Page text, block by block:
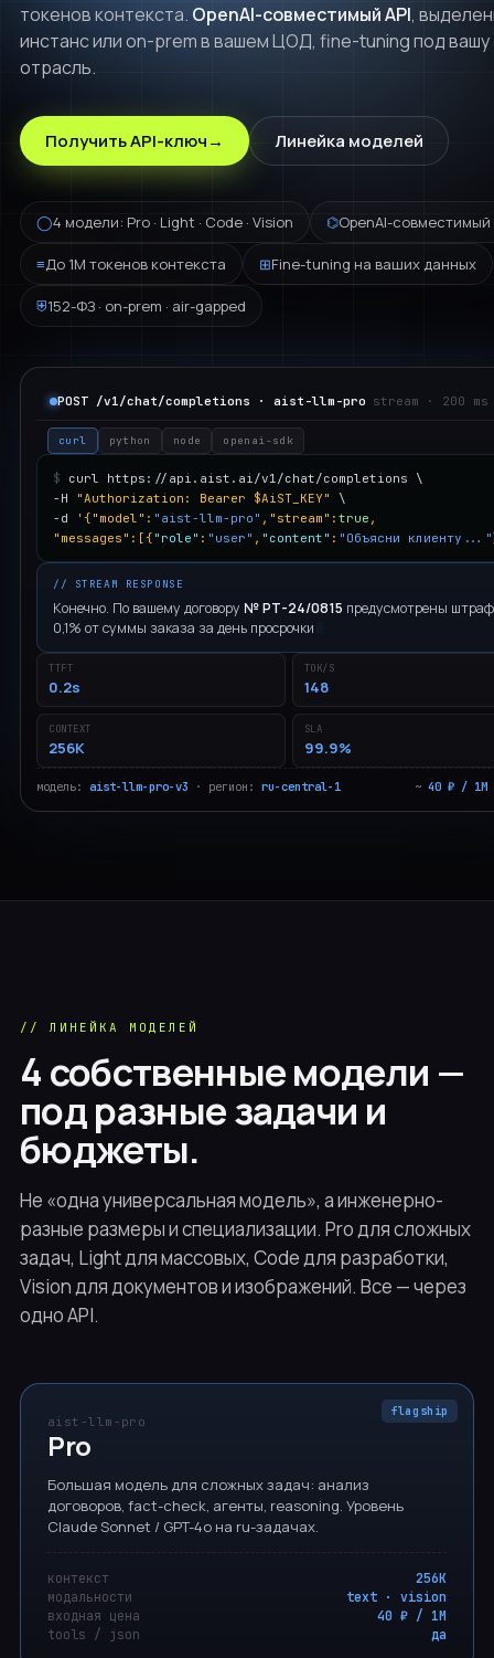
AiST White Label
Брендированная ИИ-платформа
Медицина
Ритейл
Банкинг
СМИ
Образование
Строительство
Телеком
Нефтегаз
Госсектор
Студент
НАПРАВЛЕНИЯ
Разработка ПО
Продажи
Юридическое дело
Маркетинг
Не нашли свою? AiST Agent адаптируется под любой
процесс за 14 дней.
Запросить аудит →
AiST Analytic
Анализ больших массивов данных
Ai-коммуникации с клиентами
Модерация и детекция
Ai-анализ контента и чувствительных данных
AiST Agent
Самостоятельный алгоритмизированный Ai-агент
Чат с Ai-моделями
токенов контекста. OpenAI-совместимый API,
инстанс или on-prem в вашем ЦОД, fine-tuning под вашу
отрасль.
Получить API-ключ→ Линейка моделей
◯4 модели: Pro · Light · Code · Vision ⌬OpenAI-совместимый
≡До 1M токенов контекста ⊞Fine-tuning на ваших данных
⛨152-ФЗ · on-prem · air-gapped
POST /v1/chat/completions · aist-llm-pro stream · 200 ms
curl python node openai-sdk
$ curl https://api.aist.ai/v1/chat/completions \
-H
"Authorization: Bearer $AiST_KEY"
\
-d
'{"model": "aist-llm-pro" ,"stream": true ,
"messages":[{ "role" : "user" , "content" : "Объясни клиенту..."
// STREAM RESPONSE
Конечно. По вашему договору № РТ-24/0815 предусмотрены
0,1% от суммы заказа за день просрочки
TTFT
0.2s
TOK/S
148
CONTEXT
256K
SLA
99.9%
модель: aist-llm-pro-v3 · регион: ru-central-1 ~ 40 ₽ / 1M
// ЛИНЕЙКА МОДЕЛЕЙ
4 собственные модели —
под разные задачи и
бюджеты.
Не «одна универсальная модель», а инженерно-
разные размеры и специализации. Pro для сложных
задач, Light для массовых, Code для разработки,
Vision для документов и изображений. Все — через
одно API.
flagship
aist-llm-pro
Pro
Большая модель для сложных задач: анализ
договоров, fact-check, агенты, reasoning. Уровень
Claude Sonnet / GPT-4o на ru-задачах.
контекст
256K
модальности
text · vision
входная цена
40 ₽ / 1M
tools / json
да